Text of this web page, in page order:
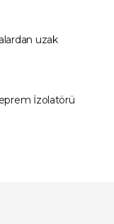
uzak
İzolatörü